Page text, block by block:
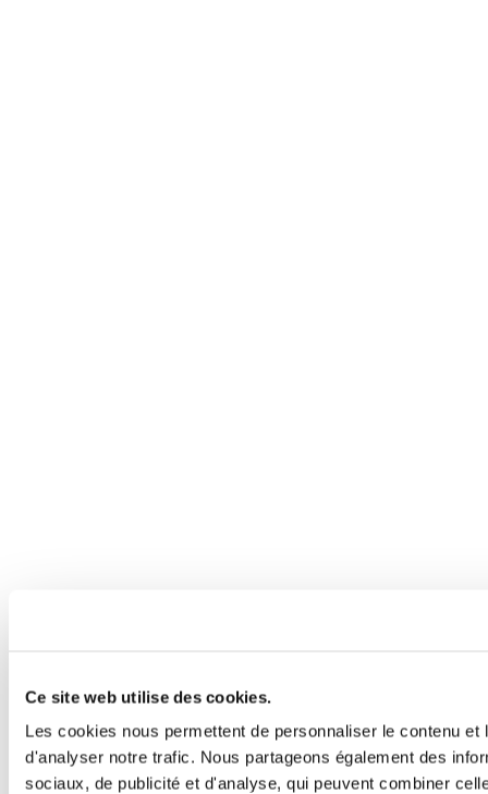
Ce site web utilise des cookies.
Les cookies nous permettent de personnaliser le contenu
d'analyser notre trafic. Nous partageons également des
sociaux, de publicité et d'analyse, qui peuvent combiner